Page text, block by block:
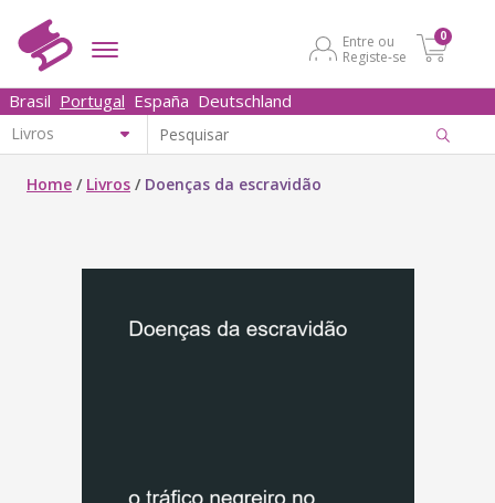
Entre ou
Registe-se
0
Brasil Portugal España Deutschland
Home / Livros / Doenças da escravidão